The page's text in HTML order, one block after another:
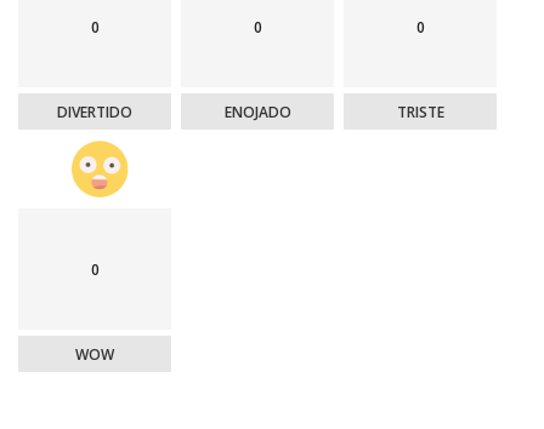
0
DIVERTIDO
0
ENOJADO
0
TRISTE
0
WOW